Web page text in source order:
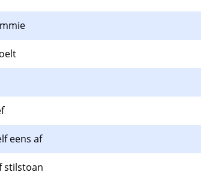
eens af
stilstoan